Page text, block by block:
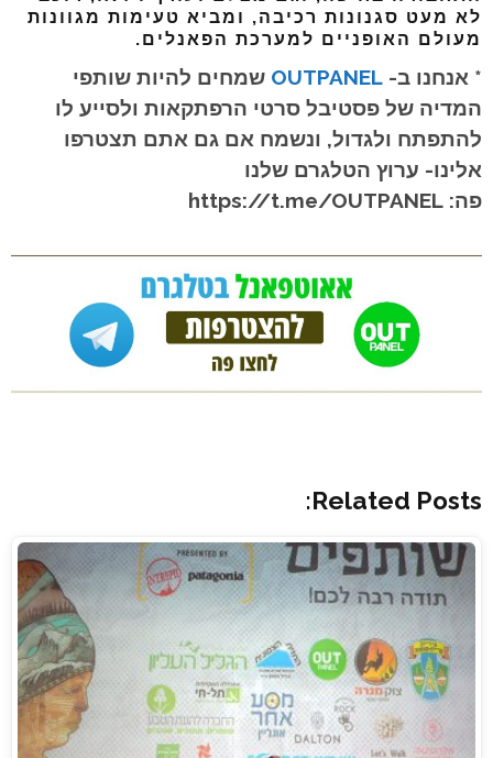
לא מעט סגנונות רכיבה, ומביא טעימות מגוונות
מעולם האופניים למערכת הפאנלים.
* אנחנו ב- OUTPANEL שמחים להיות שותפי
המדיה של פסטיבל סרטי הרפתקאות ולסייע לו
להתפתח ולגדול, ונשמח אם גם אתם תצטרפו
אלינו- ערוץ הטלגרם שלנו
פה: https://t.me/OUTPANEL
Related Posts: